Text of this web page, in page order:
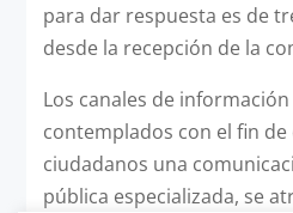
para dar respuesta es de
desde la recepción de la
Los canales de
contemplados con el fin de
ciudadanos una
pública especializada, se